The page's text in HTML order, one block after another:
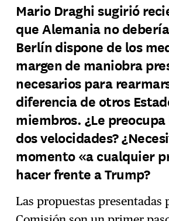
Mario Draghi sugirió
que Alemania no
Berlín dispone de los
margen de maniobra
necesarios para
diferencia de otros
miembros. ¿Le
dos velocidades?
momento «a cualquier
hacer frente a Trump?
Las propuestas presentadas